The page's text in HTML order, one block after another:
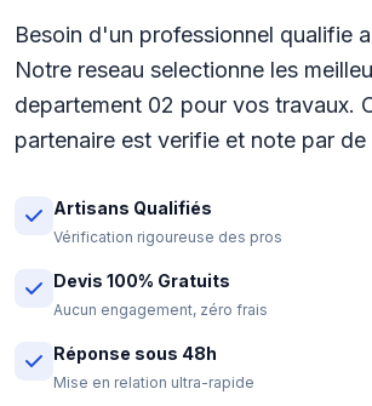
Besoin d'un professionnel qualifie
Notre reseau selectionne les
departement 02 pour vos travaux.
partenaire est verifie et note par de
Artisans Qualifiés
Vérification rigoureuse des pros
Devis 100% Gratuits
Aucun engagement, zéro frais
Réponse sous 48h
Mise en relation ultra-rapide